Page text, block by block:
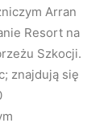
Arran
Resort na
Szkocji.
znajdują się